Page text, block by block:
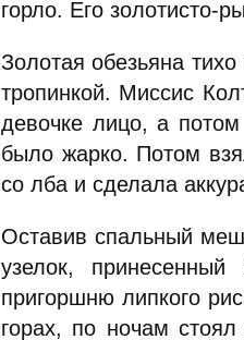
горло. Его золотисто-
Золотая обезьяна
тропинкой. Миссис
девочке лицо, а
было жарко. Потом
со лба и сделала
Оставив спальный
узелок,
пригоршню липкого
горах, по ночам